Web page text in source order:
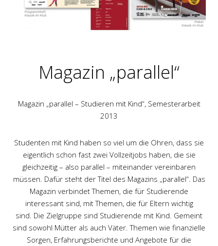
Magazin „parallel“
Magazin „parallel – Studieren mit Kind“, Semesterarbeit
2013
Studenten mit Kind haben so viel um die Ohren, dass sie
eigentlich schon fast zwei Vollzeitjobs haben, die sie
gleichzeitig – also parallel – miteinander vereinbaren
müssen. Dafür steht der Titel des Magazins „parallel“. Das
Magazin verbindet Themen, die für Studierende
interessant sind, mit Themen, die für Eltern wichtig
sind. Die Zielgruppe sind Studierende mit Kind. Gemeint
sind sowohl Mütter als auch Väter. Themen wie finanzielle
Sorgen, Erfahrungsberichte und Angebote für die